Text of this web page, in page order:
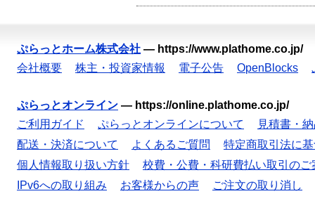
ぷらっとホーム株式会社 — https://www.plathome.co.jp/
会社概要
株主・投資家情報 電子公告 OpenBlocks
ぷらっとオンライン — https://online.plathome.co.jp/
ご利用ガイド
ぷらっとオンラインについて
見積書・
配送・決済について
よくあるご質問
特定商取引法に
個人情報取り扱い方針
校費・公費・科研費払い取引のご
IPv6への取り組み
お客様からの声 ご注文の取り消し